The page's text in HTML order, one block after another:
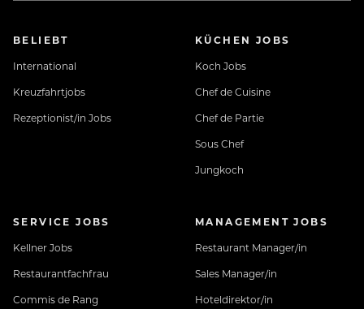
BELIEBT
International
Kreuzfahrtjobs
Rezeptionist/in Jobs
KÜCHEN JOBS
Koch Jobs
Chef de Cuisine
Chef de Partie
Sous Chef
Jungkoch
SERVICE JOBS
Kellner Jobs
Restaurantfachfrau
Commis de Rang
MANAGEMENT JOBS
Restaurant Manager/in
Sales Manager/in
Hoteldirektor/in